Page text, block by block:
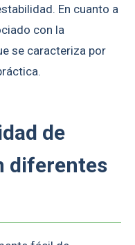
En cuanto a
con la
se caracteriza por
de
diferentes